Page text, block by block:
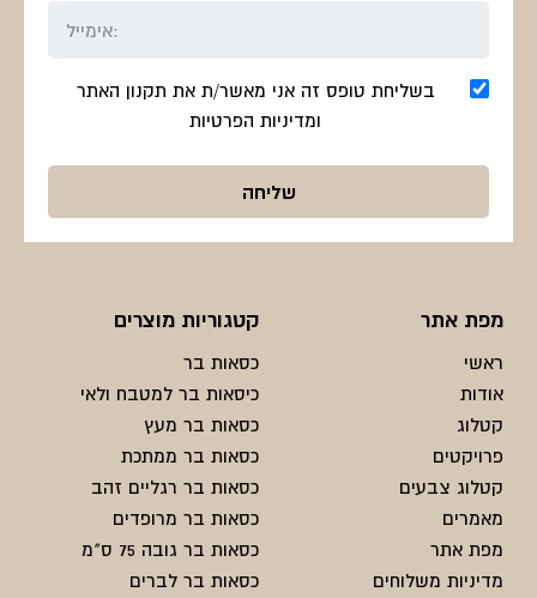
מפת אתר
ראשי
אודות
קטלוג
פרויקטים
קטלוג צבעים
מאמרים
מפת אתר
מדיניות משלוחים
קטגוריות מוצרים
כסאות בר
כיסאות בר למטבח ולאי
כסאות בר מעץ
כסאות בר ממתכת
כסאות בר רגליים זהב
כסאות בר מרופדים
כסאות בר גובה 75 ס"מ
כסאות בר לברים
בשליחת טופס זה אני מאשר/ת את תקנון האתר
ומדיניות הפרטיות